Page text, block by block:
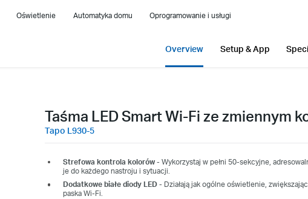
Oświetlenie Automatyka domu Oprogramowanie i usługi
Overview Setup & App
Taśma LED Smart Wi-Fi ze zmiennym
Tapo L930-5
Strefowa kontrola kolorów - Wykorzystaj w pełni 50-sekcyjne,
je do każdego nastroju i sytuacji.
Dodatkowe białe diody LED- Działają jak ogólne oświetlenie,
paska Wi-Fi.